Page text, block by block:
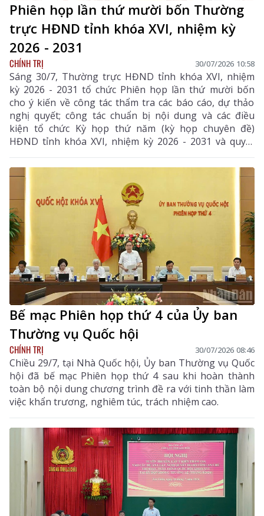
Phiên họp lần thứ mười bốn Thường
trực HĐND tỉnh khóa XVI, nhiệm kỳ
2026 - 2031
CHÍNH TRỊ 30/07/2026 10:58
Sáng 30/7, Thường trực HĐND tỉnh khóa XVI, nhiệm
kỳ 2026 - 2031 tổ chức Phiên họp lần thứ mười bốn
cho ý kiến về công tác thẩm tra các báo cáo, dự thảo
nghị quyết; công tác chuẩn bị nội dung và các điều
kiện tổ chức Kỳ họp thứ năm (kỳ họp chuyên đề)
HĐND tỉnh khóa XVI, nhiệm kỳ 2026 - 2031 và quyết
định các nội dung thuộc thẩm quyền. Đồng chí Lê
Minh Ngân - Ủy viên Ban Chấp hành Trung ương
Đảng, Bí thư Tỉnh ủy, Chủ tịch HĐND tỉnh chủ trì
phiên họp.
Bế mạc Phiên họp thứ 4 của Ủy ban
Thường vụ Quốc hội
CHÍNH TRỊ 30/07/2026 08:46
Chiều 29/7, tại Nhà Quốc hội, Ủy ban Thường vụ Quốc
hội đã bế mạc Phiên họp thứ 4 sau khi hoàn thành
toàn bộ nội dung chương trình đề ra với tinh thần làm
việc khẩn trương, nghiêm túc, trách nhiệm cao.